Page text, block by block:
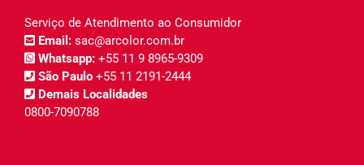
Serviço de Atendimento ao Consumidor
Email: sac@arcolor.com.br
Whatsapp: +55 11 9 8965-9309
São Paulo +55 11 2191-2444
Demais Localidades
0800-7090788